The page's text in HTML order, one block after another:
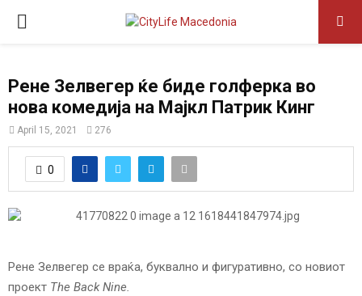
P
I
M
A
Y
Рене Зелвегер ќе биде голферка во
нова комедија на Мајкл Патрик Кинг
April 15, 2021 276
0
Рене Зелвегер се враќа, буквално и фигуративно, со новиот
проект The Back Nine.